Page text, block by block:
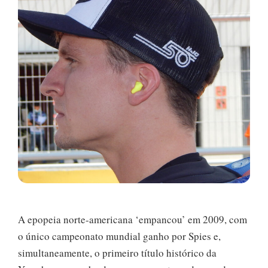
A epopeia norte-americana ‘empancou’ em 2009, com
o único campeonato mundial ganho por Spies e,
simultaneamente, o primeiro título histórico da